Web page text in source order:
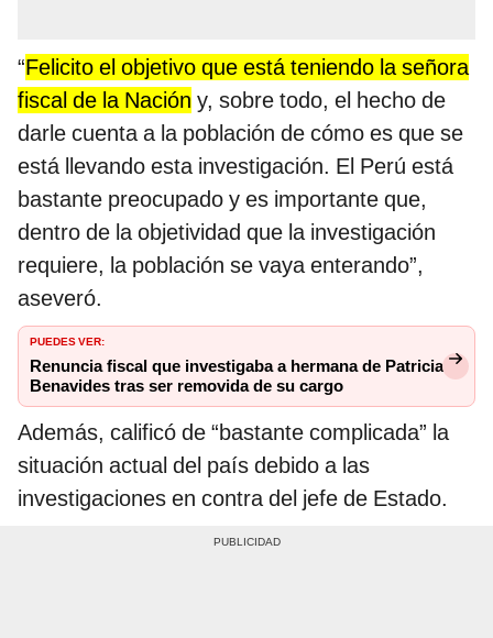
“Felicito el objetivo que está teniendo la señora
fiscal de la Nación y, sobre todo, el hecho de
darle cuenta a la población de cómo es que se
está llevando esta investigación. El Perú está
bastante preocupado y es importante que,
dentro de la objetividad que la investigación
requiere, la población se vaya enterando”,
aseveró.
PUEDES VER:
Renuncia fiscal que investigaba a hermana de Patricia
Benavides tras ser removida de su cargo
Además, calificó de “bastante complicada” la
situación actual del país debido a las
investigaciones en contra del jefe de Estado.